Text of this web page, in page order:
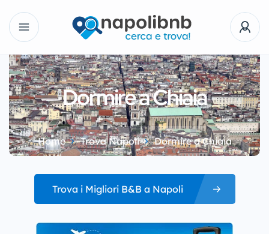
Dormire a Chiaia
Home Trova Napoli Dormire a Chiaia
Trova i Migliori B&B a Napoli